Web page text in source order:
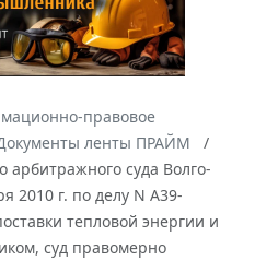
правовое
ленты ПРАЙМ
арбитражного суда Волго-
2010 г. по делу N А39-
тепловой энергии и
суд правомерно